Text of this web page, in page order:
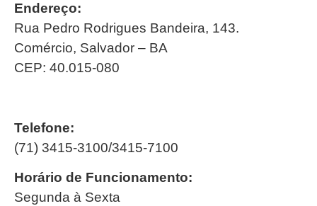
Endereço:
Rua Pedro Rodrigues Bandeira, 143.
Comércio, Salvador – BA
CEP: 40.015-080
Telefone:
(71) 3415-3100/3415-7100
Horário de Funcionamento:
Segunda à Sexta